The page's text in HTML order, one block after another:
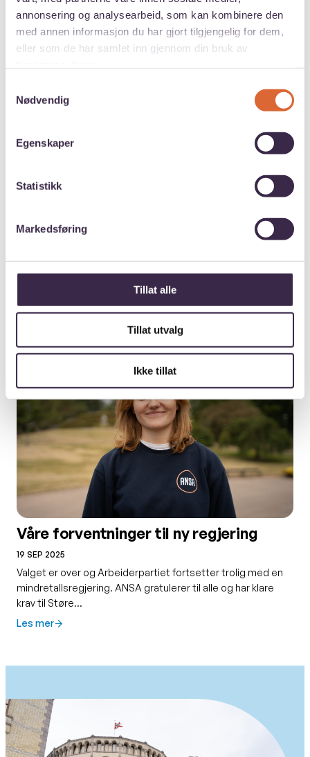
annonsering og analysearbeid, som kan kombinere den
med annen informasjon du har gjort tilgjengelig for dem,
eller som de har samlet inn gjennom din bruk av
Nødvendig
Egenskaper
Statistikk
Markedsføring
Tillat alle
Tillat utvalg
Ikke tillat
Aurora Ørstavik
Telefon:+47 22 47 76 00
aurora.oerstavik@ansa.no
Våre forventninger til ny regjering
19 SEP 2025
Valget er over og Arbeiderpartiet fortsetter trolig med en
mindretallsregjering. ANSA gratulerer til alle og har klare
krav til Støre…
Les mer